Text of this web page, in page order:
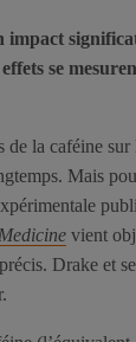
impact
se
de la caféine
Mais
vient
Drake et